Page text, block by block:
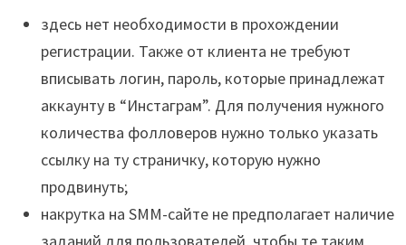
здесь нет необходимости в прохождении
регистрации. Также от клиента не требуют
вписывать логин, пароль, которые принадлежат
аккаунту в “Инстаграм”. Для получения нужного
количества фолловеров нужно только указать
ссылку на ту страничку, которую нужно
продвинуть;
накрутка на SMM-сайте не предполагает наличие